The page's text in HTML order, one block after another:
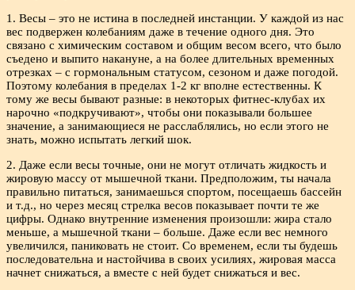
1. Весы – это не истина в последней инстанции. У каждой из нас
вес подвержен колебаниям даже в течение одного дня. Это
связано с химическим составом и общим весом всего, что было
съедено и выпито накануне, а на более длительных временных
отрезках – с гормональным статусом, сезоном и даже погодой.
Поэтому колебания в пределах 1-2 кг вполне естественны. К
тому же весы бывают разные: в некоторых фитнес-клубах их
нарочно «подкручивают», чтобы они показывали большее
значение, а занимающиеся не расслаблялись, но если этого не
знать, можно испытать легкий шок.
2. Даже если весы точные, они не могут отличать жидкость и
жировую массу от мышечной ткани. Предположим, ты начала
правильно питаться, занимаешься спортом, посещаешь бассейн
и т.д., но через месяц стрелка весов показывает почти те же
цифры. Однако внутренние изменения произошли: жира стало
меньше, а мышечной ткани – больше. Даже если вес немного
увеличился, паниковать не стоит. Со временем, если ты будешь
последовательна и настойчива в своих усилиях, жировая масса
начнет снижаться, а вместе с ней будет снижаться и вес.